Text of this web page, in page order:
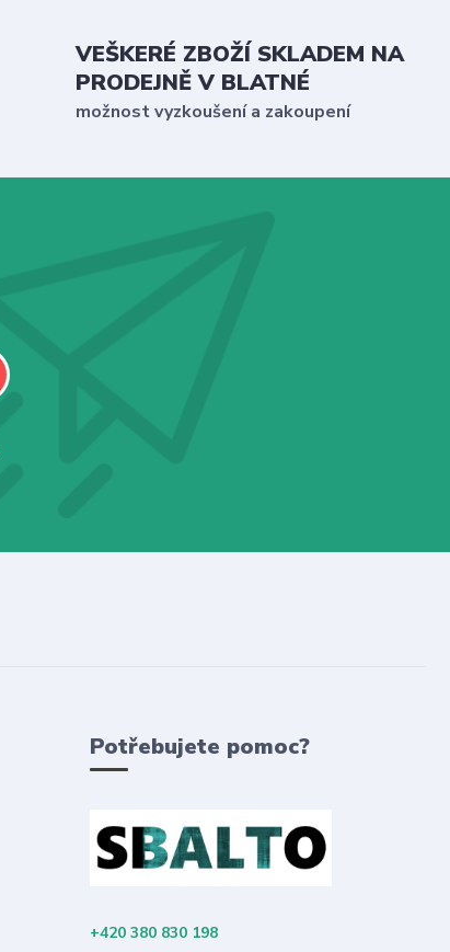
VEŠKERÉ ZBOŽÍ SKLADEM NA
PRODEJNĚ V BLATNÉ
možnost vyzkoušení a zakoupení
Potřebujete pomoc?
+420 380 830 198